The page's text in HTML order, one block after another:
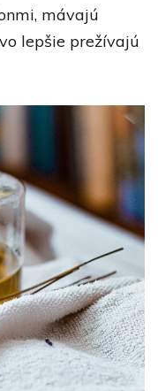
mávajú
lepšie prežívajú